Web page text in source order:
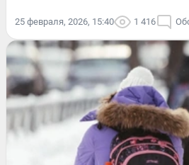
25 февраля, 2026, 15:40 1 416